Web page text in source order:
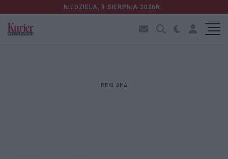
NIEDZIELA, 9 SIERPNIA 2026R.
REKLAMA